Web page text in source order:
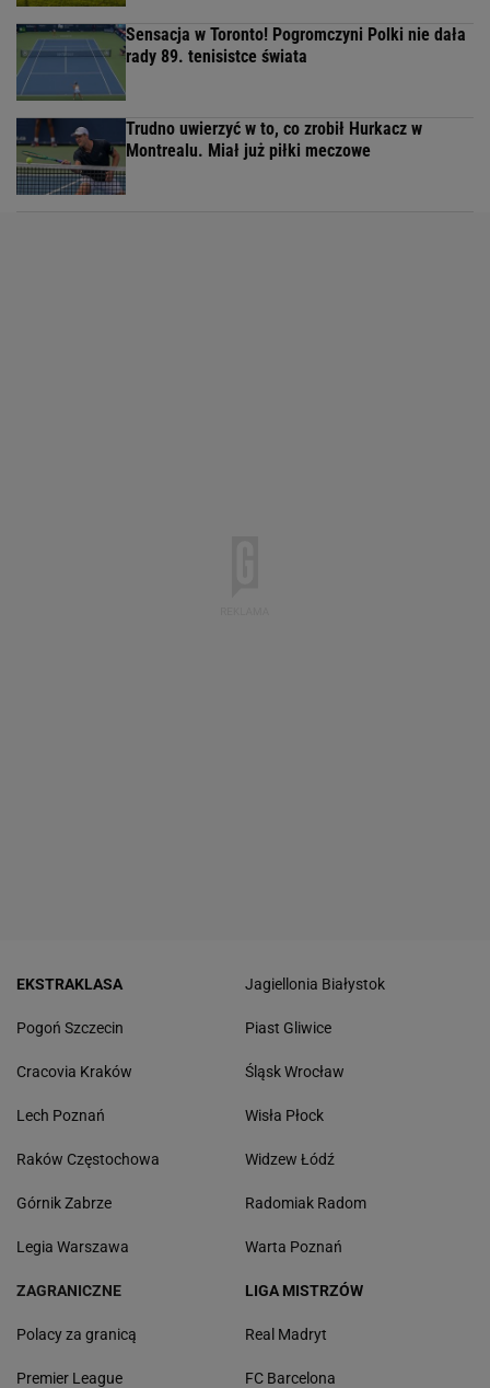
Sensacja w Toronto! Pogromczyni Polki nie dała
rady 89. tenisistce świata
Trudno uwierzyć w to, co zrobił Hurkacz w
Montrealu. Miał już piłki meczowe
EKSTRAKLASA
Pogoń Szczecin
Cracovia Kraków
Lech Poznań
Raków Częstochowa
Górnik Zabrze
Legia Warszawa
Jagiellonia Białystok
Piast Gliwice
Śląsk Wrocław
Wisła Płock
Widzew Łódź
Radomiak Radom
Warta Poznań
ZAGRANICZNE
Polacy za granicą
Premier League
LIGA MISTRZÓW
Real Madryt
FC Barcelona